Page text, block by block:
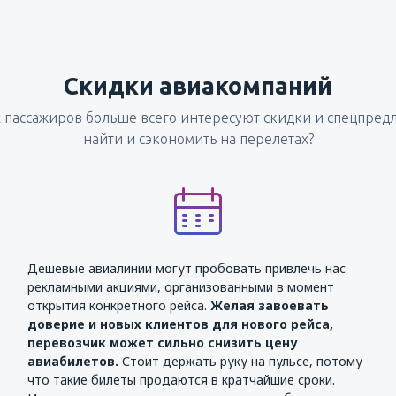
Скидки авиакомпаний
пассажиров больше всего интересуют скидки и
найти и сэкономить на перелетах?
Дешевые авиалинии могут пробовать привлечь нас
рекламными акциями, организованными в момент
открытия конкретного рейса. Желая завоевать
доверие и новых клиентов для нового рейса,
перевозчик может сильно снизить цену
авиабилетов. Стоит держать руку на пульсе, потому
что такие билеты продаются в кратчайшие сроки.